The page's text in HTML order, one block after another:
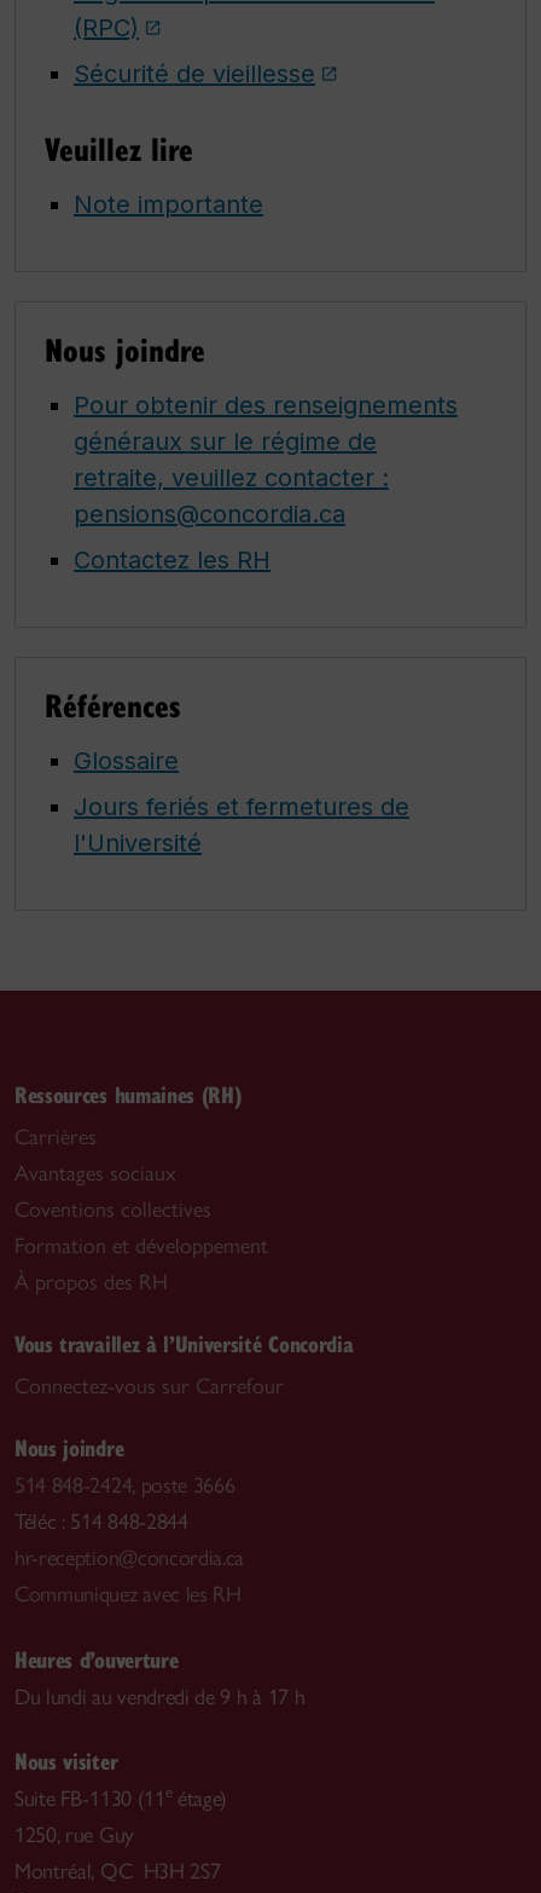
(RPC)
Sécurité de vieillesse
Veuillez lire
Note importante
Nous joindre
Pour obtenir des renseignements
généraux sur le régime de
retraite, veuillez contacter :
pensions@concordia.ca
Contactez les RH
Références
Glossaire
Jours feriés et fermetures de
l'Université
Ressources humaines (RH)
Carrières
Avantages sociaux
Coventions collectives
Formation et développement
À propos des RH
Vous travaillez à l’Université Concordia
Connectez-vous sur Carrefour
Nous joindre
514 848-2424, poste 3666
Téléc : 514 848-2844
hr-reception@concordia.ca
Communiquez avec les RH
Heures d’ouverture
Du lundi au vendredi de 9 h à 17 h
Nous visiter
Suite FB-1130 (11 eétage)
1250, rue Guy
Montréal, QC H3H 2S7